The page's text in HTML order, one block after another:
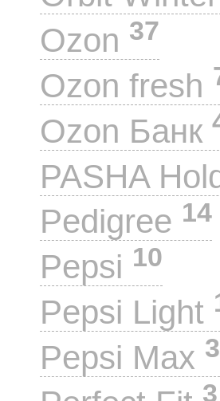
Ozon 37
Ozon fresh
Ozon Банк
PASHA
Pedigree 14
Pepsi 10
Pepsi Light
Pepsi Max 3
3